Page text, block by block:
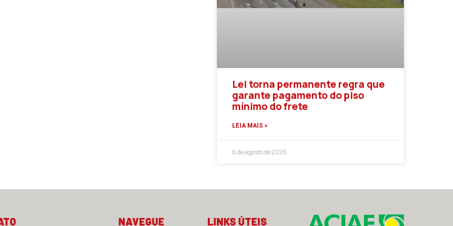
Lei torna permanente regra que
garante pagamento do piso
mínimo do frete
LEIA MAIS »
6 de agosto de 2026
NAVEGUE LINKS ÚTEIS